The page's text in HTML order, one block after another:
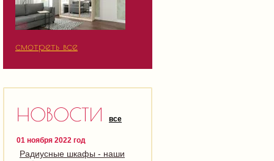
смотреть все
НОВОСТИ все
01 ноября 2022 год
Радиусные шкафы - наши